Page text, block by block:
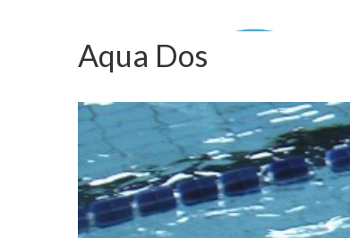
Aqua Dos